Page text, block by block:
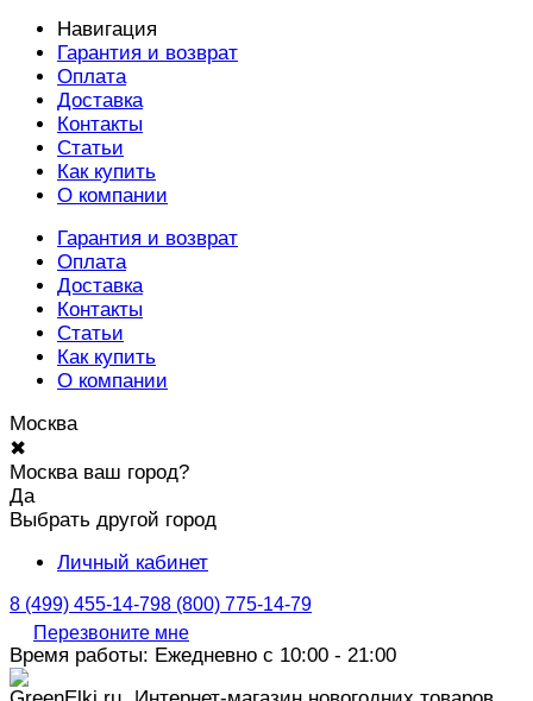
Навигация
Гарантия и возврат
Оплата
Доставка
Контакты
Статьи
Как купить
О компании
Гарантия и возврат
Оплата
Доставка
Контакты
Статьи
Как купить
О компании
Москва
✖
Москва ваш город?
Да
Выбрать другой город
Личный кабинет
8 (499) 455-14-798 (800) 775-14-79
Перезвоните мне
Время работы: Ежедневно с 10:00 - 21:00